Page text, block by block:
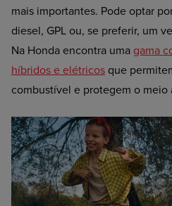
mais importantes. Pode optar
diesel, GPL ou, se preferir, um
Na Honda encontra uma gama
híbridos e elétricos que
combustível e protegem o meio